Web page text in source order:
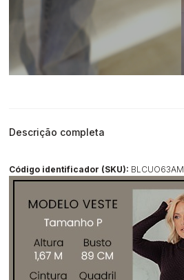
Descrição completa
Código identificador (SKU): BLCUO63AM